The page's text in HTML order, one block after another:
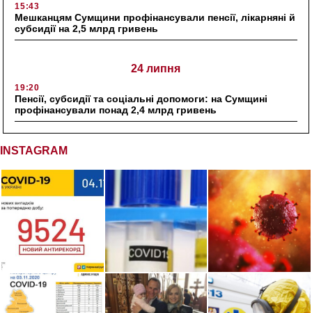
15:43
Мешканцям Сумщини профінансували пенсії, лікарняні й
субсидії на 2,5 млрд гривень
24 липня
19:20
Пенсії, субсидії та соціальні допомоги: на Сумщині
профінансували понад 2,4 млрд гривень
INSTAGRAM